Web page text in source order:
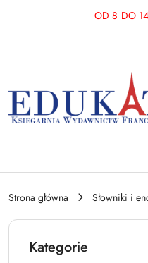
Przejdź do treści
Przejdź do
Przejdź do moje
Przejdź do menu
Przejdź do stopki
OD 8 DO
Strona główna Słowniki i
Kategorie